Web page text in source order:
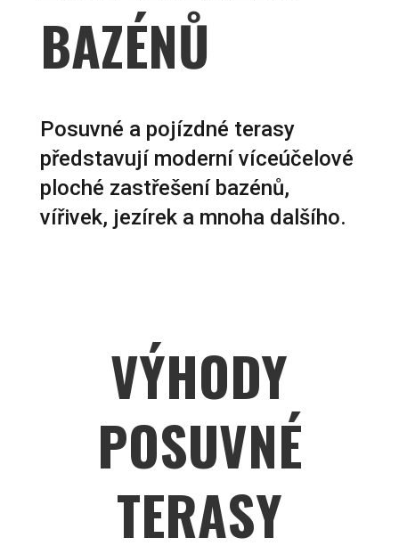
BAZÉNŮ
Posuvné a pojízdné terasy
představují moderní víceúčelové
ploché zastřešení bazénů,
vířivek, jezírek a mnoha dalšího.
VÝHODY
POSUVNÉ
TERASY